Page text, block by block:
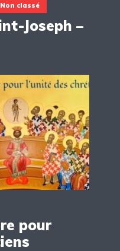
Non classé
Joseph –
pour